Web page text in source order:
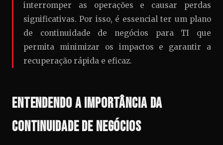
interromper as operações e causar perdas
significativas. Por isso, é essencial ter um plano
de continuidade de negócios para TI que
permita minimizar os impactos e garantir a
recuperação rápida e eficaz.
Entendendo a Importância da
Continuidade de Negócios